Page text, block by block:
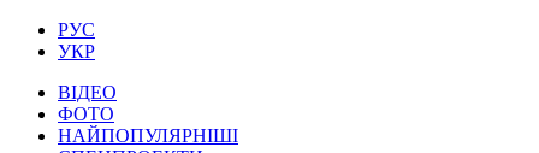
РУС
УКР
ВІДЕО
ФОТО
НАЙПОПУЛЯРНІШІ